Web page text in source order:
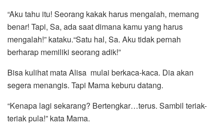
“Aku tahu itu! Seorang kakak harus mengalah, memang
benar! Tapi, Sa, ada saat dimana kamu yang harus
mengalah!” kataku.“Satu hal, Sa. Aku tidak pernah
berharap memiliki seorang adik!”
Bisa kulihat mata Alisa mulai berkaca-kaca. Dia akan
segera menangis. Tapi Mama keburu datang.
“Kenapa lagi sekarang? Bertengkar…terus. Sambil teriak-
teriak pula!” kata Mama.